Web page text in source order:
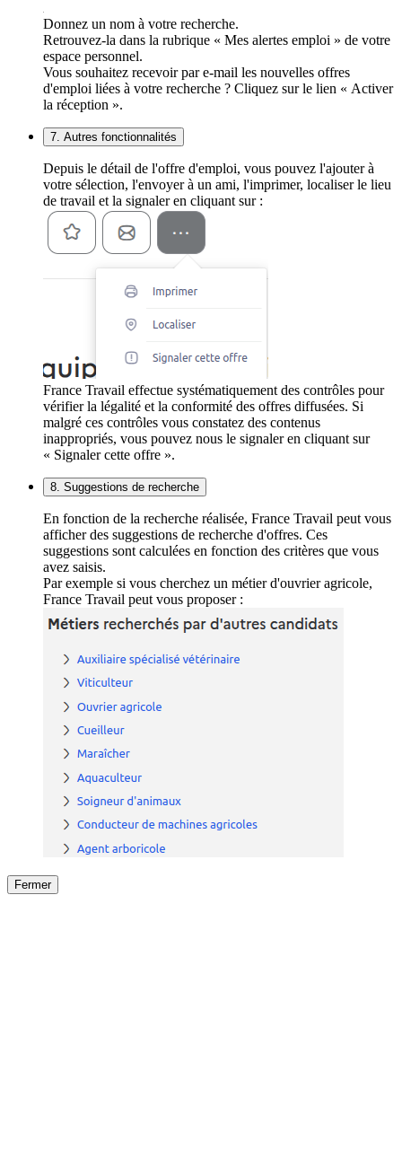
Donnez un nom à votre recherche.
Retrouvez-la dans la rubrique « Mes alertes emploi » de votre
espace personnel.
Vous souhaitez recevoir par e-mail les nouvelles offres
d'emploi liées à votre recherche ? Cliquez sur le lien « Activer
la réception ».
7. Autres fonctionnalités
Depuis le détail de l'offre d'emploi, vous pouvez l'ajouter à
votre sélection, l'envoyer à un ami, l'imprimer, localiser le lieu
de travail et la signaler en cliquant sur :
France Travail effectue systématiquement des contrôles pour
vérifier la légalité et la conformité des offres diffusées. Si
malgré ces contrôles vous constatez des contenus
inappropriés, vous pouvez nous le signaler en cliquant sur
« Signaler cette offre ».
8. Suggestions de recherche
En fonction de la recherche réalisée, France Travail peut vous
afficher des suggestions de recherche d'offres. Ces
suggestions sont calculées en fonction des critères que vous
avez saisis.
Par exemple si vous cherchez un métier d'ouvrier agricole,
France Travail peut vous proposer :
Fermer